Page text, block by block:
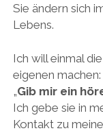
Sie ändern sich
Lebens.
Ich will einmal
eigenen machen:
„Gib mir ein
Ich gebe sie in
Kontakt zu